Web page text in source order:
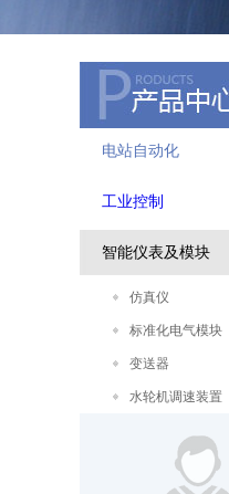
电站自动化
工业控制
智能仪表及模块
仿真仪
标准化电气模块
变送器
水轮机调速装置